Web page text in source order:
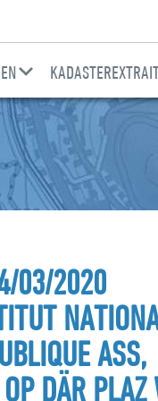
03/2020
ASS,
DÄR PLAZ